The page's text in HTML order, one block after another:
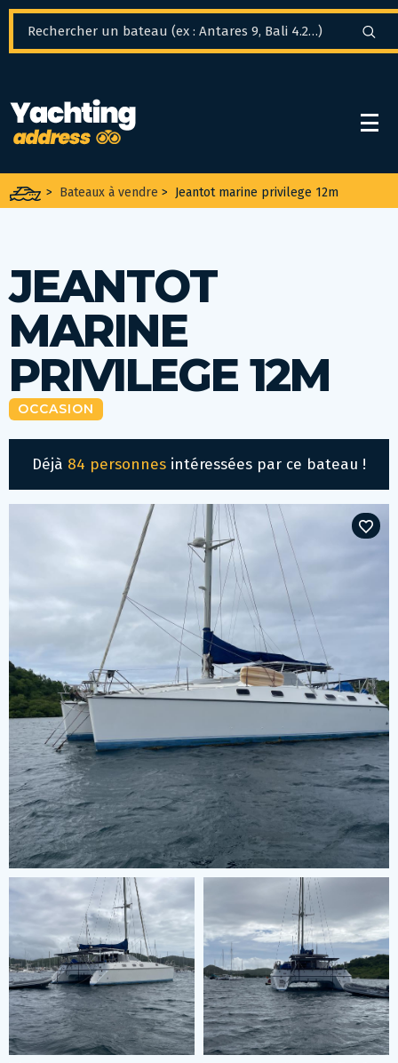
> Bateaux à vendre > Jeantot marine privilege 12m
JEANTOT
MARINE
PRIVILEGE 12M
OCCASION
Déjà 84 personnes intéressées par ce bateau !
Panneau de gestion des cookies